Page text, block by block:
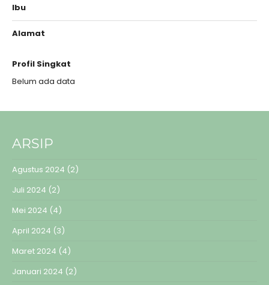
Ibu
Alamat
Profil Singkat
Belum ada data
ARSIP
Agustus 2024 (2)
Juli 2024 (2)
Mei 2024 (4)
April 2024 (3)
Maret 2024 (4)
Januari 2024 (2)